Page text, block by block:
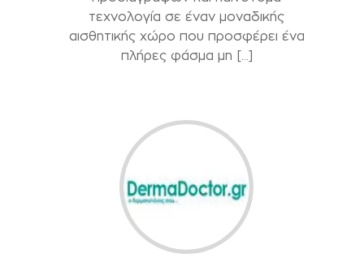
τεχνολογία σε έναν μοναδικής
αισθητικής χώρο που προσφέρει ένα
πλήρες φάσμα μη […]